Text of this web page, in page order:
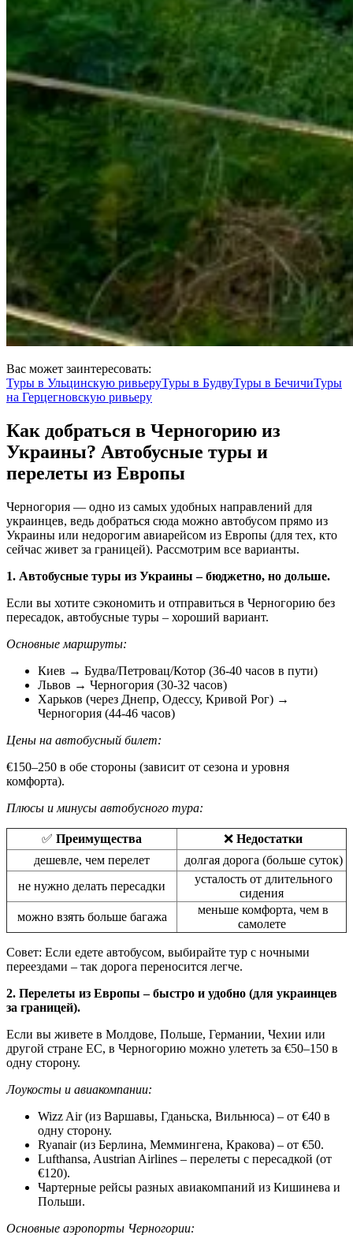
Вас может заинтересовать:
Туры в Ульцинскую ривьеруТуры в БудвуТуры в БечичиТуры
на Герцегновскую ривьеру
Как добраться в Черногорию из
Украины? Автобусные туры и
перелеты из Европы
Черногория — одно из самых удобных направлений для
украинцев, ведь добраться сюда можно автобусом прямо из
Украины или недорогим авиарейсом из Европы (для тех, кто
сейчас живет за границей). Рассмотрим все варианты.
1. Автобусные туры из Украины – бюджетно, но дольше.
Если вы хотите сэкономить и отправиться в Черногорию без
пересадок, автобусные туры – хороший вариант.
Основные маршруты:
Киев → Будва/Петровац/Котор (36-40 часов в пути)
Львов → Черногория (30-32 часов)
Харьков (через Днепр, Одессу, Кривой Рог) →
Черногория (44-46 часов)
Цены на автобусный билет:
€150–250 в обе стороны (зависит от сезона и уровня
комфорта).
Плюсы и минусы автобусного тура:
✅ Преимущества ❌ Недостатки
дешевле, чем перелет
долгая дорога (больше суток)
не нужно делать пересадки
усталость от длительного
сидения
можно взять больше багажа
меньше комфорта, чем в
самолете
Совет: Если едете автобусом, выбирайте тур с ночными
переездами – так дорога переносится легче.
2. Перелеты из Европы – быстро и удобно (для украинцев
за границей).
Если вы живете в Молдове, Польше, Германии, Чехии или
другой стране ЕС, в Черногорию можно улететь за €50–150 в
одну сторону.
Лоукосты и авиакомпании:
Wizz Air (из Варшавы, Гданьска, Вильнюса) – от €40 в
одну сторону.
Ryanair (из Берлина, Меммингена, Кракова) – от €50.
Lufthansa, Austrian Airlines – перелеты с пересадкой (от
€120).
Чартерные рейсы разных авиакомпаний из Кишинева и
Польши.
Основные аэропорты Черногории: